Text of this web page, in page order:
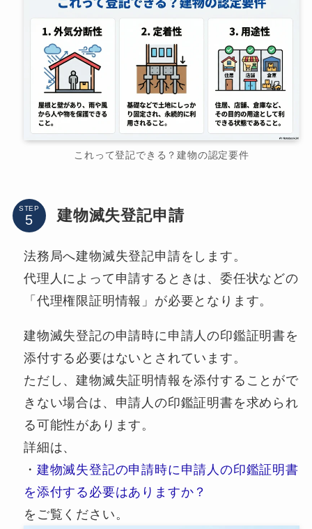
これって登記できる？建物の認定要件
STEP 建物滅失登記申請
法務局へ建物滅失登記申請をします。
代理人によって申請するときは、委任状などの
「代理権限証明情報」が必要となります。
建物滅失登記の申請時に申請人の印鑑証明書を
添付する必要はないとされています。
ただし、建物滅失証明情報を添付することがで
きない場合は、申請人の印鑑証明書を求められ
る可能性があります。
詳細は、
・ 建物滅失登記の申請時に申請人の印鑑証明書
を添付する必要はありますか？
をご覧ください。